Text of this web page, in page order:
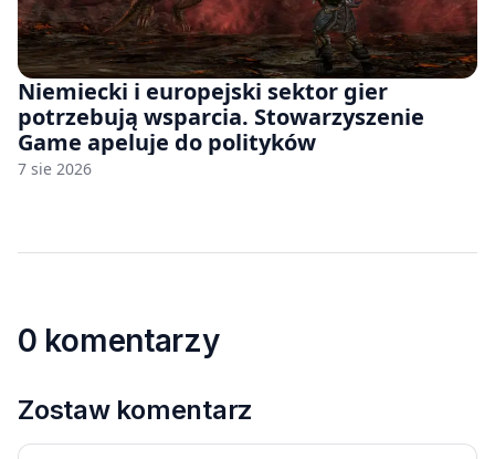
Niemiecki i europejski sektor gier
potrzebują wsparcia. Stowarzyszenie
Game apeluje do polityków
7 sie 2026
0 komentarzy
Zostaw komentarz